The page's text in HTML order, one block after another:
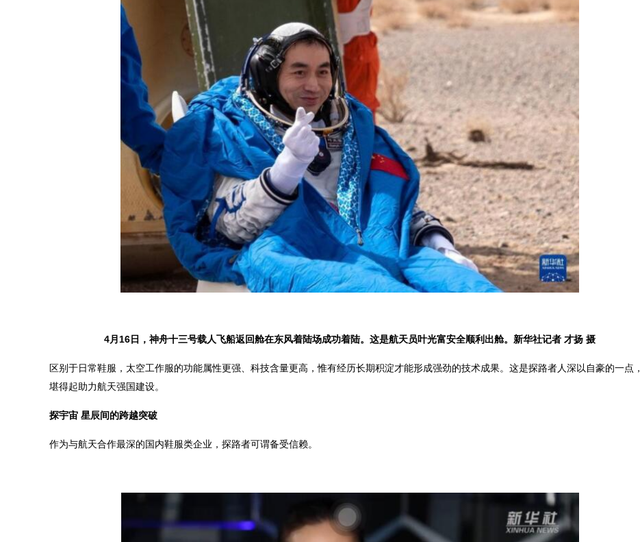
4月16日，神舟十三号载人飞船返回舱在东风着陆场成功着陆。这是航天员叶光富安全顺利出舱。新华社记者 才扬 摄
区别于日常鞋服，太空工作服的功能属性更强、科技含量更高，惟有经历长期积淀才能形成强劲的技术成果。这是探路者人深以自豪的一点，
堪得起助力航天强国建设。
探宇宙 星辰间的跨越突破
作为与航天合作最深的国内鞋服类企业，探路者可谓备受信赖。